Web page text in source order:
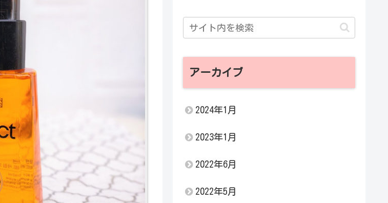
アーカイブ
2024年1月
2023年1月
2022年6月
2022年5月